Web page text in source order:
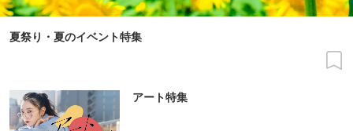
夏祭り・夏のイベント特集
アート特集